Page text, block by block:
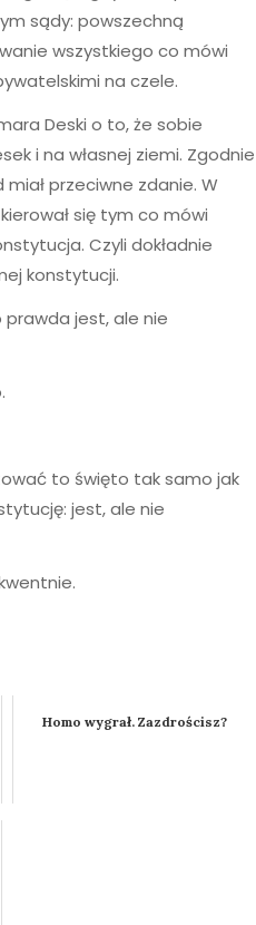
sądy: powszechną
wszystkiego co mówi
na czele.
Deski o to, że sobie
i na własnej ziemi. Zgodnie
przeciwne zdanie. W
się tym co mówi
Czyli dokładnie
konstytucji.
prawda jest, ale nie
to święto tak samo jak
jest, ale nie
Homo wygrał. Zazdrościsz?